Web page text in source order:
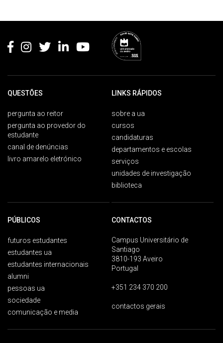
QUESTÕES
pergunta ao reitor
pergunta ao provedor do
estudante
canal de denúncias
livro amarelo eletrónico
LINKS RÁPIDOS
sobre a ua
cursos
candidaturas
departamentos e escolas
serviços
unidades de investigação
biblioteca
PÚBLICOS
futuros estudantes
estudantes ua
estudantes internacionais
alumni
pessoas ua
sociedade
comunicação e media
CONTACTOS
Campus Universitário de
Santiago
3810-193 Aveiro
Portugal
+351 234 370 200
contactos gerais